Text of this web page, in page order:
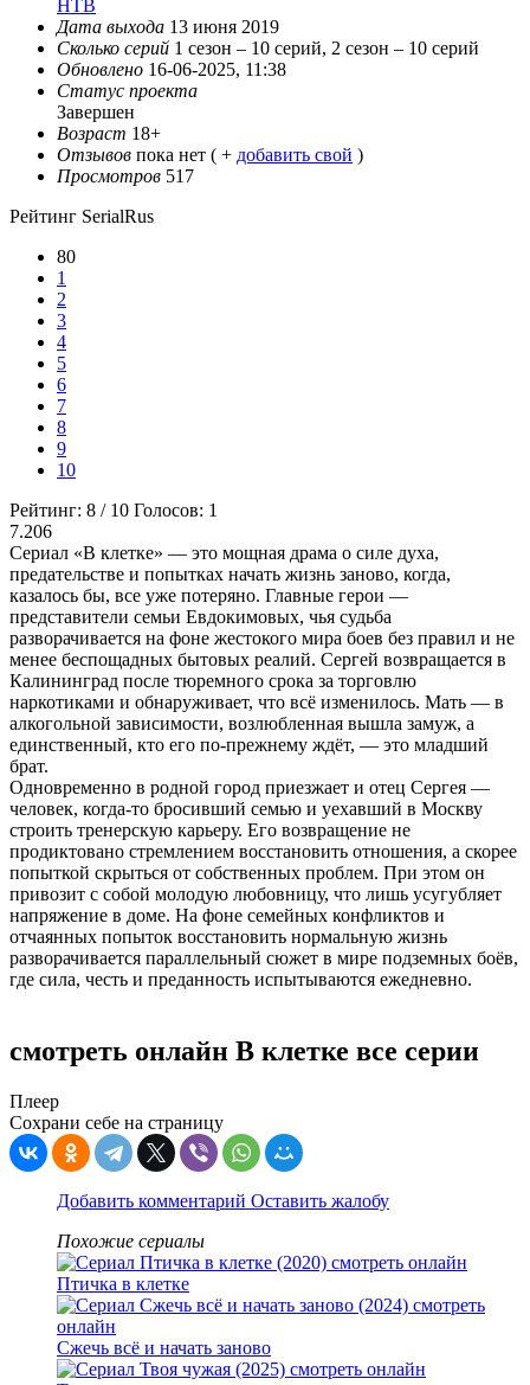
НТВ
Дата выхода 13 июня 2019
Сколько серий 1 сезон – 10 серий, 2 сезон – 10 серий
Обновлено 16-06-2025, 11:38
Статус проекта
Завершен
Возраст 18+
Отзывов пока нет ( + добавить свой )
Просмотров 517
Рейтинг SerialRus
80
1
2
3
4
5
6
7
8
9
10
Рейтинг: 8 / 10 Голосов: 1
7.206
Сериал «В клетке» — это мощная драма о силе духа,
предательстве и попытках начать жизнь заново, когда,
казалось бы, все уже потеряно. Главные герои —
представители семьи Евдокимовых, чья судьба
разворачивается на фоне жестокого мира боев без правил и не
менее беспощадных бытовых реалий. Сергей возвращается в
Калининград после тюремного срока за торговлю
наркотиками и обнаруживает, что всё изменилось. Мать — в
алкогольной зависимости, возлюбленная вышла замуж, а
единственный, кто его по-прежнему ждёт, — это младший
брат.
Одновременно в родной город приезжает и отец Сергея —
человек, когда-то бросивший семью и уехавший в Москву
строить тренерскую карьеру. Его возвращение не
продиктовано стремлением восстановить отношения, а скорее
попыткой скрыться от собственных проблем. При этом он
привозит с собой молодую любовницу, что лишь усугубляет
напряжение в доме. На фоне семейных конфликтов и
отчаянных попыток восстановить нормальную жизнь
разворачивается параллельный сюжет в мире подземных боёв,
где сила, честь и преданность испытываются ежедневно.
смотреть онлайн В клетке все серии
Плеер
Сохрани себе на страницу
Добавить комментарий Оставить жалобу
Похожие сериалы
Птичка в клетке
Сжечь всё и начать заново